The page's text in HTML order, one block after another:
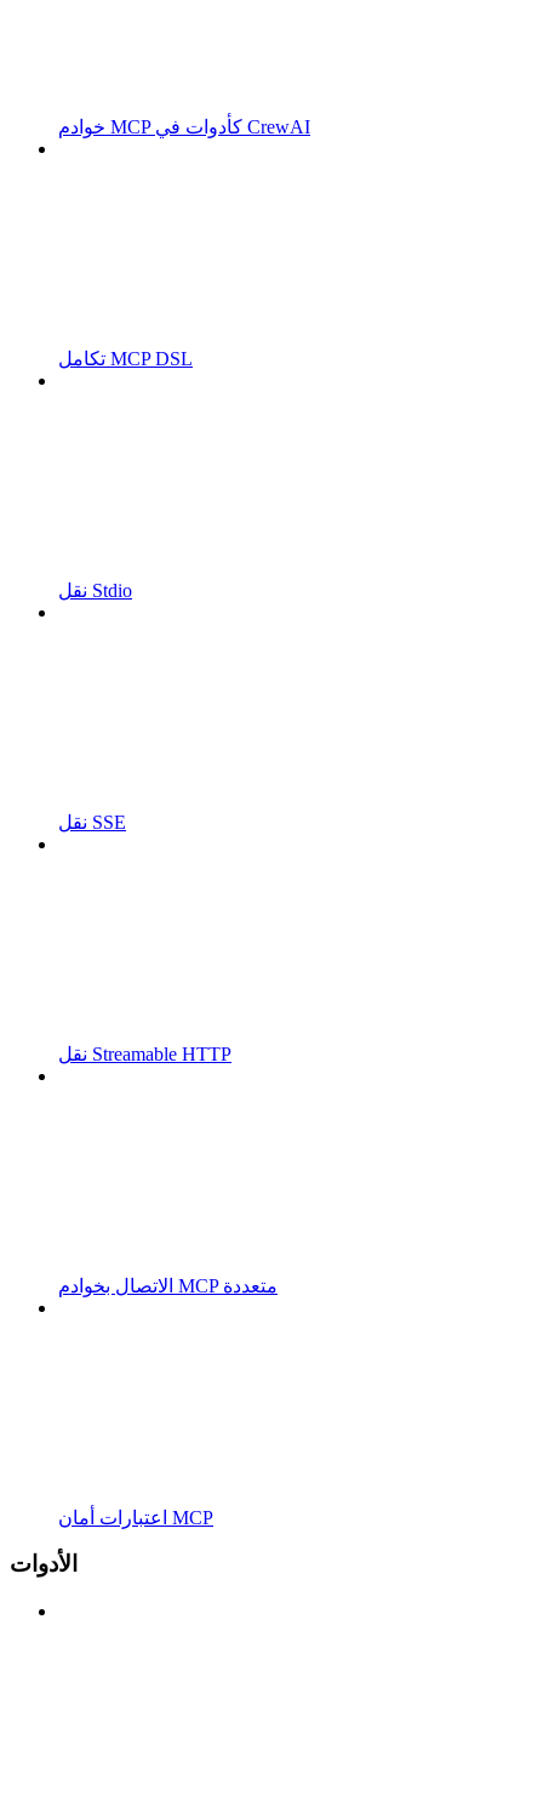
خوادم MCP كأدوات في CrewAI
تكامل MCP DSL
نقل Stdio
نقل SSE
نقل Streamable HTTP
الاتصال بخوادم MCP متعددة
اعتبارات أمان MCP
الأدوات